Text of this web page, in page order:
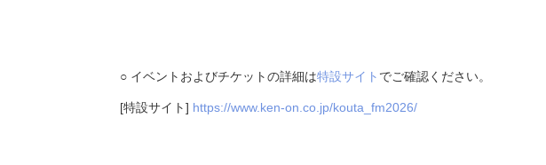
○ イベントおよびチケットの詳細は特設サイト でご確認ください。
[特設サイト] https://www.ken-on.co.jp/kouta_fm2026/